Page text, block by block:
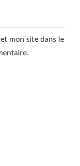
mon site dans le